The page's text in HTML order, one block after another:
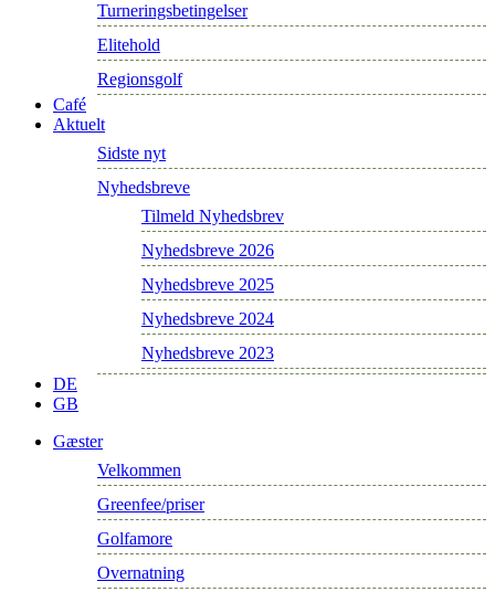
Turneringsbetingelser
Elitehold
Regionsgolf
Café
Aktuelt
Sidste nyt
Nyhedsbreve
Tilmeld Nyhedsbrev
Nyhedsbreve 2026
Nyhedsbreve 2025
Nyhedsbreve 2024
Nyhedsbreve 2023
DE
GB
Gæster
Velkommen
Greenfee/priser
Golfamore
Overnatning